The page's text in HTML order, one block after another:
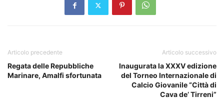
Articolo precedente
Regata delle Repubbliche
Marinare, Amalfi sfortunata
Articolo successivo
Inaugurata la XXXV edizione
del Torneo Internazionale di
Calcio Giovanile “Città di
Cava de’ Tirreni”